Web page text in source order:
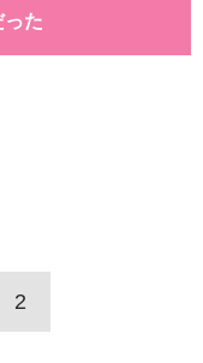
った
2